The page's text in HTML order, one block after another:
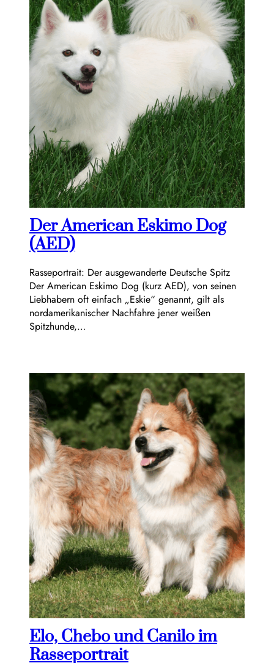
Der American Eskimo Dog
(AED)
Rasseportrait: Der ausgewanderte Deutsche Spitz
Der American Eskimo Dog (kurz AED), von seinen
Liebhabern oft einfach „Eskie“ genannt, gilt als
nordamerikanischer Nachfahre jener weißen
Spitzhunde,…
Elo, Chebo und Canilo im
Rasseportrait